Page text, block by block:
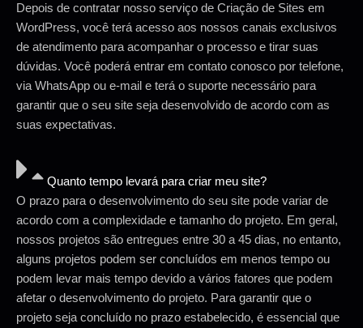
Depois de contratar nosso serviço de Criação de Sites em
WordPress, você terá acesso aos nossos canais exclusivos
de atendimento para acompanhar o processo e tirar suas
dúvidas. Você poderá entrar em contato conosco por telefone,
via WhatsApp ou e-mail e terá o suporte necessário para
garantir que o seu site seja desenvolvido de acordo com as
suas expectativas.
Quanto tempo levará para criar meu site?
O prazo para o desenvolvimento do seu site pode variar de
acordo com a complexidade e tamanho do projeto. Em geral,
nossos projetos são entregues entre 30 a 45 dias, no entanto,
alguns projetos podem ser concluídos em menos tempo ou
podem levar mais tempo devido a vários fatores que podem
afetar o desenvolvimento do projeto. Para garantir que o
projeto seja concluído no prazo estabelecido, é essencial que